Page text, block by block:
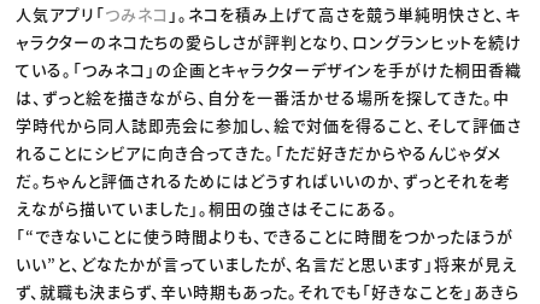
クリエイターインタビュー
C＆R Magazine
ニュース・トレンド トップ
Web
映像
ゲーム・エンタメ
広告
出版
CREATIVE VILLAGEからのお知らせ
プロフェッショナル×つながる×メディア
人気アプリ「つみネコ 」。ネコを積み上げて高さを競う単純明快さと、キ
ャラクターのネコたちの愛らしさが評判となり、ロングランヒットを続け
ている。「つみネコ」の企画とキャラクターデザインを手がけた桐田香織
は、ずっと絵を描きながら、自分を一番活かせる場所を探してきた。中
学時代から同人誌即売会に参加し、絵で対価を得ること、そして評価さ
れることにシビアに向き合ってきた。「ただ好きだからやるんじゃダメ
だ。ちゃんと評価されるためにはどうすればいいのか、ずっとそれを考
えながら描いていました」。桐田の強さはそこにある。
「“できないことに使う時間よりも、できることに時間をつかったほうが
いい”と、どなたかが言っていましたが、名言だと思います」将来が見え
ず、就職も決まらず、辛い時期もあった。それでも「好きなことを」あきら